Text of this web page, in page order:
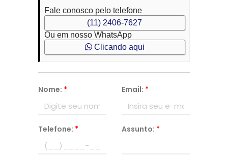
Fale conosco pelo telefone
(11) 2406-7627
Ou em nosso WhatsApp
Clicando aqui
Nome: * Email: *
Telefone: * Assunto: *